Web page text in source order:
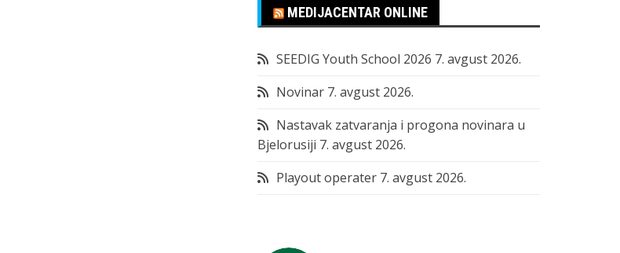
MEDIJACENTAR ONLINE
SEEDIG Youth School 2026 7. avgust 2026.
Novinar 7. avgust 2026.
Nastavak zatvaranja i progona novinara u
Bjelorusiji 7. avgust 2026.
Playout operater 7. avgust 2026.